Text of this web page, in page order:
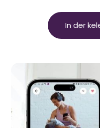
In der